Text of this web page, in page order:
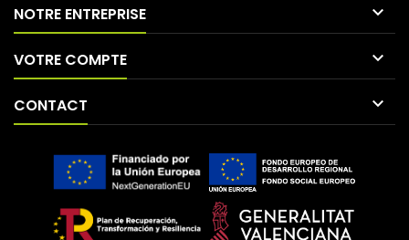
NOTRE ENTREPRISE 
VOTRE COMPTE 
CONTACT 